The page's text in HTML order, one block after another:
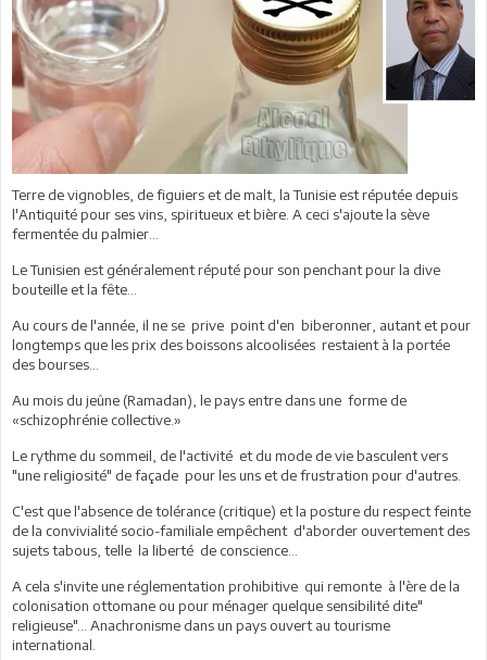
Terre de vignobles, de figuiers et de malt, la Tunisie est réputée depuis
l'Antiquité pour ses vins, spiritueux et bière. A ceci s'ajoute la sève
fermentée du palmier...
Le Tunisien est généralement réputé pour son penchant pour la dive
bouteille et la fête...
Au cours de l'année, il ne se prive point d'en biberonner, autant et pour
longtemps que les prix des boissons alcoolisées restaient à la portée
des bourses...
Au mois du jeûne (Ramadan), le pays entre dans une forme de
«schizophrénie collective.»
Le rythme du sommeil, de l'activité et du mode de vie basculent vers
"une religiosité" de façade pour les uns et de frustration pour d'autres.
C'est que l'absence de tolérance (critique) et la posture du respect feinte
de la convivialité socio-familiale empêchent d'aborder ouvertement des
sujets tabous, telle la liberté de conscience...
A cela s'invite une réglementation prohibitive qui remonte à l'ère de la
colonisation ottomane ou pour ménager quelque sensibilité dite"
religieuse"... Anachronisme dans un pays ouvert au tourisme
international.